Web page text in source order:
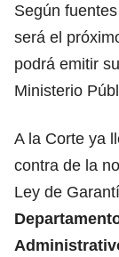
Según
será el
podrá emitir
Ministerio
A la Corte ya
contra de la
Ley de